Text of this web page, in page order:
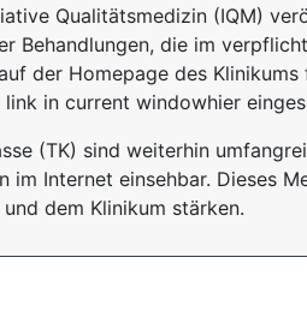
Qualitätsmedizin (IQM)
Behandlungen, die im
der Homepage des
in current windowhier
(TK) sind weiterhin
im Internet einsehbar. Dieses
dem Klinikum stärken.